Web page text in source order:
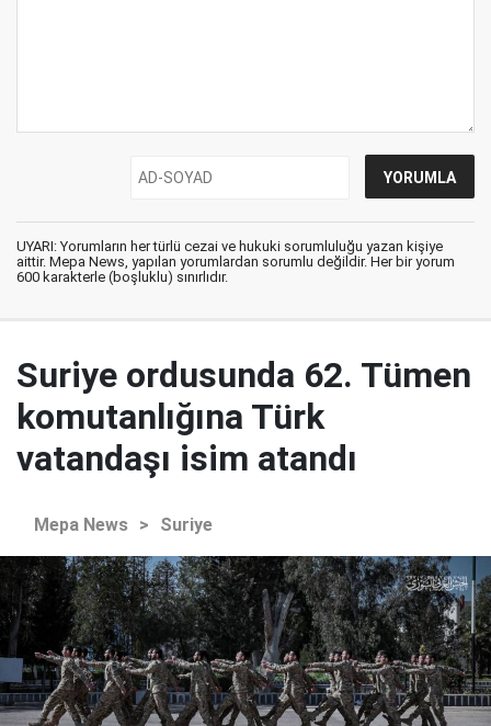
UYARI: Yorumların her türlü cezai ve hukuki sorumluluğu yazan kişiye
aittir. Mepa News, yapılan yorumlardan sorumlu değildir. Her bir yorum
600 karakterle (boşluklu) sınırlıdır.
Suriye ordusunda 62. Tümen
komutanlığına Türk
vatandaşı isim atandı
Mepa News > Suriye